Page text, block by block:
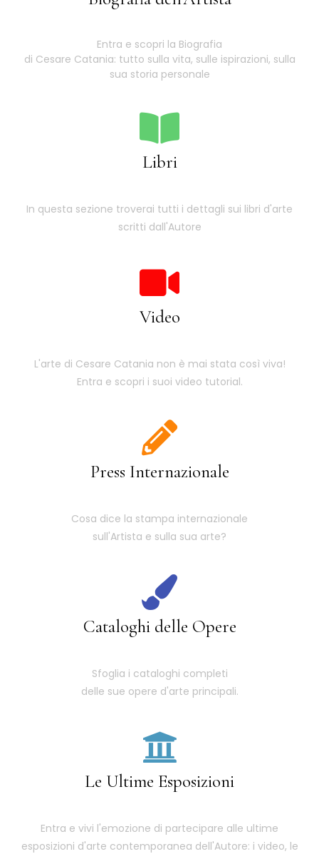
Entra e scopri la Biografia
di Cesare Catania: tutto sulla vita, sulle ispirazioni, sulla
sua storia personale
Libri
In questa sezione troverai tutti i dettagli sui libri d'arte
scritti dall'Autore
Video
L'arte di Cesare Catania non è mai stata così viva!
Entra e scopri i suoi video tutorial.
Press Internazionale
Cosa dice la stampa internazionale
sull'Artista e sulla sua arte?
Cataloghi delle Opere
Sfoglia i cataloghi completi
delle sue opere d'arte principali.
Le Ultime Esposizioni
Entra e vivi l'emozione di partecipare alle ultime
esposizioni d'arte contemporanea dell'Autore: i video, le